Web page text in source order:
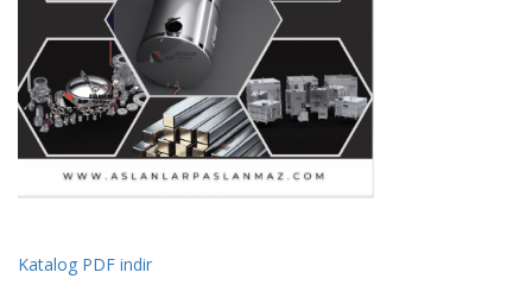
Katalog PDF indir